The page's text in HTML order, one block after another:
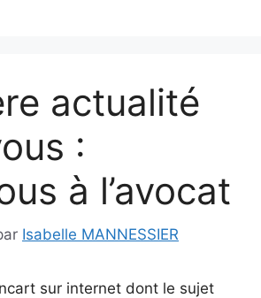
actualité
:
à l’avocat
Isabelle MANNESSIER
sur internet dont le sujet